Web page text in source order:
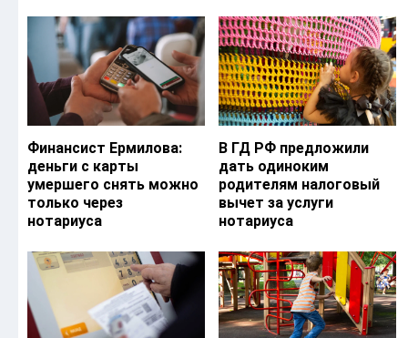
Финансист Ермилова:
деньги с карты
умершего снять можно
только через
нотариуса
В ГД РФ предложили
дать одиноким
родителям налоговый
вычет за услуги
нотариуса